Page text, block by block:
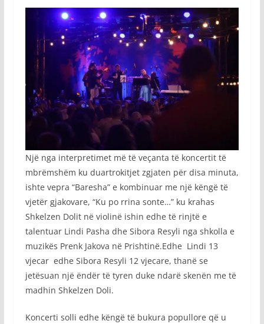
Një nga interpretimet më të veçanta të koncertit të
mbrëmshëm ku duartrokitjet zgjaten për disa minuta,
ishte vepra “Baresha” e kombinuar me një këngë të
vjetër gjakovare, “Ku po rrina sonte…” ku krahas
Shkelzen Dolit në violinë ishin edhe të rinjtë e
talentuar Lindi Pasha dhe Sibora Resyli nga shkolla e
muzikës Prenk Jakova në Prishtinë.Edhe Lindi 13
vjecar edhe Sibora Resyli 12 vjecare, thanë se
jetësuan një ëndër të tyren duke ndarë skenën me të
madhin Shkelzen Doli.
Koncerti solli edhe këngë të bukura popullore që u